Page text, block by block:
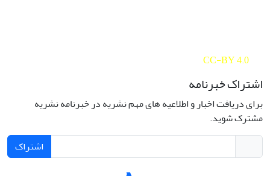
CC-BY 4.0
اشتراک خبرنامه
برای دریافت اخبار و اطلاعیه های مهم نشریه در خبرنامه نشریه
مشترک شوید.
اشتراک